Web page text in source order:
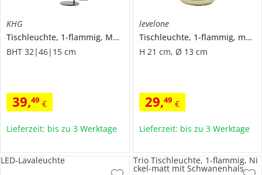
KHG
Tischleuchte, 1-flammig, Metall schwarz/weiß
BHT 32|46|15 cm
39,49 €
Lieferzeit: bis zu 3 Werktage
levelone
Tischleuchte, 1-flammig, messing-matt
H 21 cm, Ø 13 cm
29,49 €
Lieferzeit: bis zu 3 Werktage
LED-Lavaleuchte Trio Tischleuchte, 1-flammig, Ni
ckel-matt mit Schwanenhals